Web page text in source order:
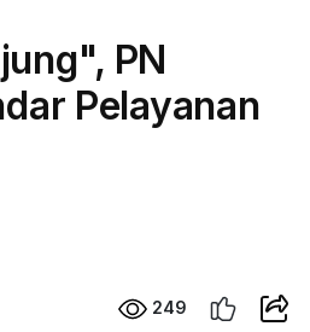
PN
Pelayanan
249